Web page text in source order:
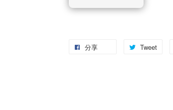
分享 Tweet